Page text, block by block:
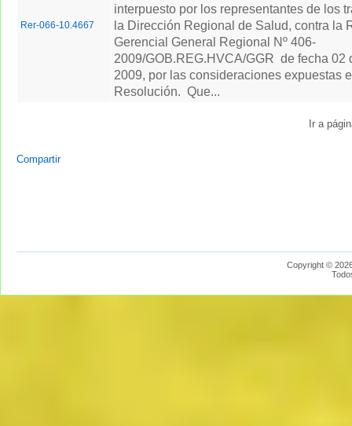
Rer-066-10.4667
interpuesto por los representantes de los
la Dirección Regional de Salud, contra la
Gerencial General Regional Nº 406-
2009/GOB.REG.HVCA/GGR de fecha 02
2009, por las consideraciones expuestas
Resolución. Que...
Ir a
Compartir
Copyright ©